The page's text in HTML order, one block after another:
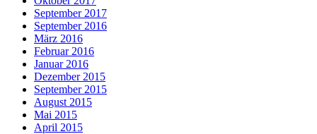
September 2017
September 2016
März 2016
Februar 2016
Januar 2016
Dezember 2015
September 2015
August 2015
Mai 2015
April 2015